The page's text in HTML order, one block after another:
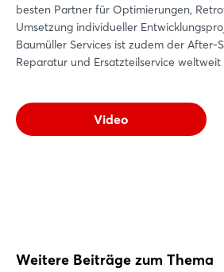
besten Partner für Optimierungen,
Umsetzung individueller
Baumüller Services ist zudem der After-
Reparatur und Ersatzteilservice
Video
Weitere Beiträge zum Thema